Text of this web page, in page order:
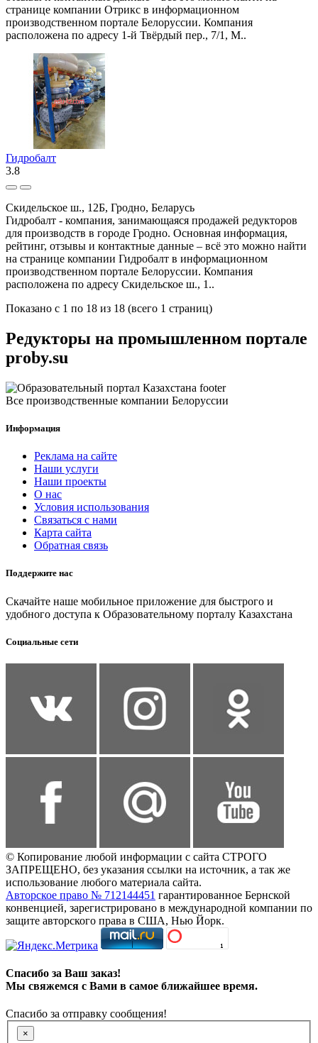
странице компании Отрикс в информационном
производственном портале Белоруссии. Компания
расположена по адресу 1-й Твёрдый пер., 7/1, М..
Гидробалт
3.8
Скидельское ш., 12Б, Гродно, Беларусь
Гидробалт - компания, занимающаяся продажей редукторов
для производств в городе Гродно. Основная информация,
рейтинг, отзывы и контактные данные – всё это можно найти
на странице компании Гидробалт в информационном
производственном портале Белоруссии. Компания
расположена по адресу Скидельское ш., 1..
Показано с 1 по 18 из 18 (всего 1 страниц)
Редукторы на промышленном портале
proby.su
Все производственные компании Белоруссии
Информация
Реклама на сайте
Наши услуги
Наши проекты
О нас
Условия использования
Связаться с нами
Карта сайта
Обратная связь
Поддержите нас
Скачайте наше мобильное приложение для быстрого и
удобного доступа к Образовательному порталу Казахстана
Социальные сети
© Копирование любой информации с сайта СТРОГО
ЗАПРЕЩЕНО, без указания ссылки на источник, а так же
использование любого материала сайта.
Авторское право № 712144451 гарантированное Бернской
конвенцией, зарегистрировано в международной компании по
защите авторского права в США, Нью Йорк.
Спасибо за Ваш заказ!
Мы свяжемся с Вами в самое ближайшее время.
Спасибо за отправку сообщения!
×